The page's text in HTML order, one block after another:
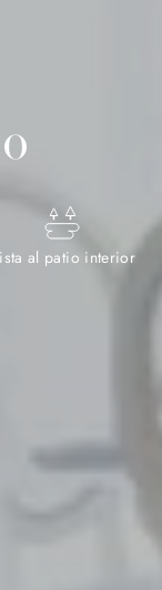
al patio interior